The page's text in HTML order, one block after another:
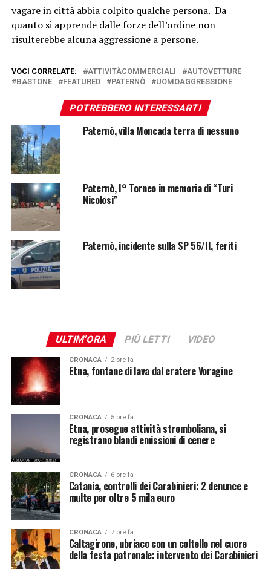
vagare in città abbia colpito qualche persona. Da
quanto si apprende dalle forze dell’ordine non
risulterebbe alcuna aggressione a persone.
VOCI CORRELATE: ATTIVITÀCOMMERCIALI
AUTOVETTURE
BASTONE
FEATURED PATERNÒ UOMOAGGRESSIONE
POTREBBERO INTERESSARTI
Paternò, villa Moncada terra di nessuno
Paternò, I° Torneo in memoria di “Turi
Nicolosi”
Paternò, incidente sulla SP 56/II, feriti
ULTIM'ORA PIÙ LETTI VIDEO
CRONACA 2 ore fa
Etna, fontane di lava dal cratere Voragine
CRONACA 5 ore fa
Etna, prosegue attività stromboliana, si
registrano blandi emissioni di cenere
CRONACA 6 ore fa
Catania, controlli dei Carabinieri: 2 denunce e
multe per oltre 5 mila euro
CRONACA 7 ore fa
Caltagirone, ubriaco con un coltello nel cuore
della festa patronale: intervento dei Carabinieri